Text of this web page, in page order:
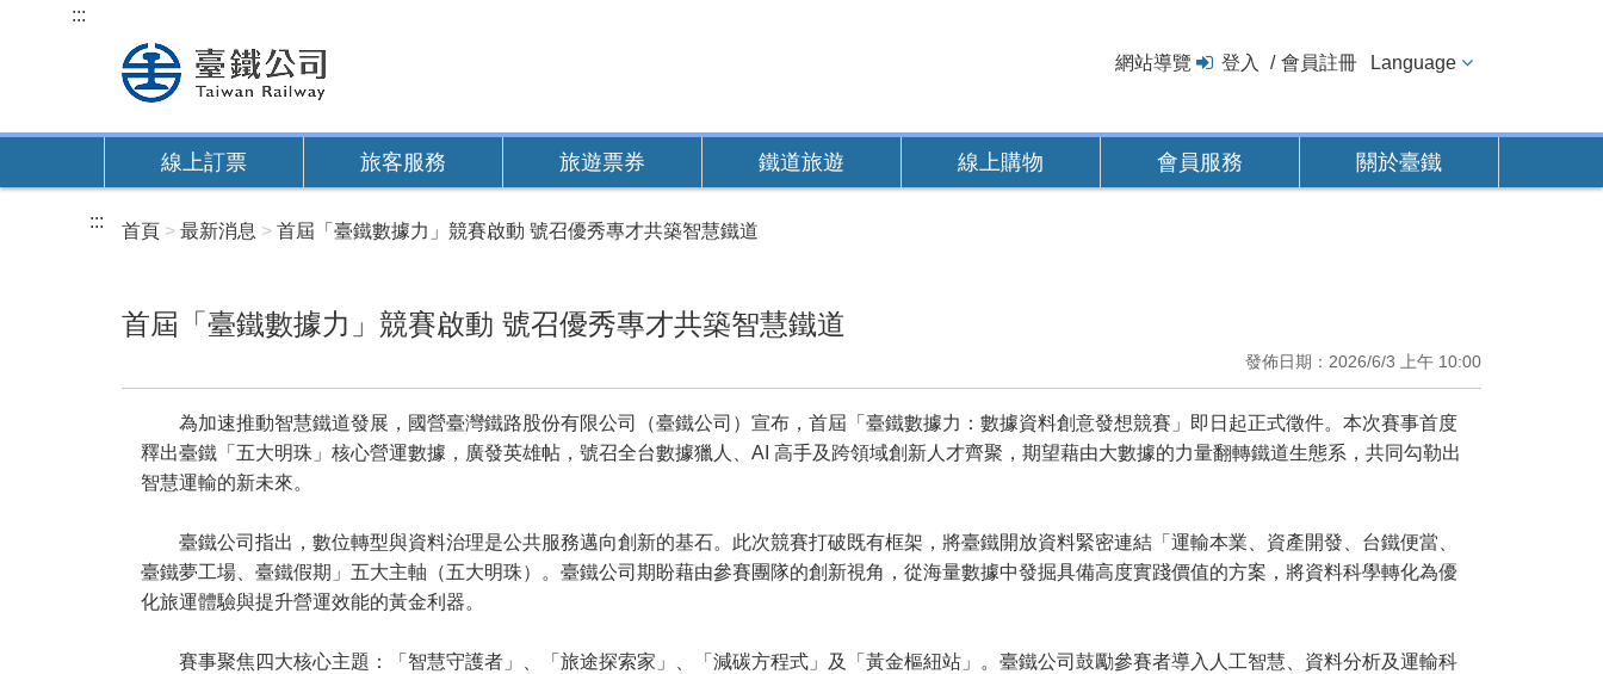
內
:::
網站導覽 登入 會員註冊 Language
線上訂票 旅客服務 旅遊票券 鐵道旅遊 線上購物 會員服務 關於臺鐵
::: 首頁 最新消息 首屆「臺鐵數據力」競賽啟動 號召優秀專才共築智慧鐵道
首屆「臺鐵數據力」競賽啟動 號召優秀專才共築智慧鐵道
發佈日期：2026/6/3 上午 10:00
為加速推動智慧鐵道發展，國營臺灣鐵路股份有限公司（臺鐵公司）宣布，首屆「臺鐵數據力：數據資料創意發想競賽」即日起正式徵件。本次賽事首度
釋出臺鐵「五大明珠」核心營運數據，廣發英雄帖，號召全台數據獵人、AI 高手及跨領域創新人才齊聚，期望藉由大數據的力量翻轉鐵道生態系，共同勾勒出
智慧運輸的新未來。
臺鐵公司指出，數位轉型與資料治理是公共服務邁向創新的基石。此次競賽打破既有框架，將臺鐵開放資料緊密連結「運輸本業、資產開發、台鐵便當、
臺鐵夢工場、臺鐵假期」五大主軸（五大明珠）。臺鐵公司期盼藉由參賽團隊的創新視角，從海量數據中發掘具備高度實踐價值的方案，將資料科學轉化為優
化旅運體驗與提升營運效能的黃金利器。
賽事聚焦四大核心主題：「智慧守護者」、「旅途探索家」、「減碳方程式」及「黃金樞紐站」。臺鐵公司鼓勵參賽者導入人工智慧、資料分析及運輸科